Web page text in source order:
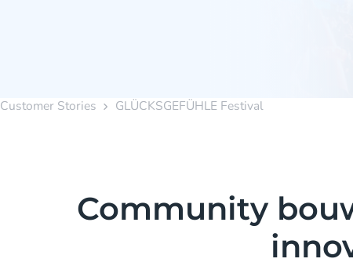
Customer Stories GLÜCKSGEFÜHLE Festival
Community